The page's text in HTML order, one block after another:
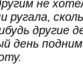
не
ругала,
другие
день